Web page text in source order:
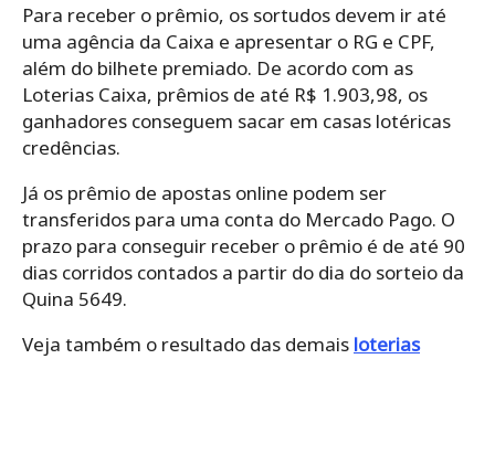
Para receber o prêmio, os sortudos devem ir até
uma agência da Caixa e apresentar o RG e CPF,
além do bilhete premiado. De acordo com as
Loterias Caixa, prêmios de até R$ 1.903,98, os
ganhadores conseguem sacar em casas lotéricas
credências.
Já os prêmio de apostas online podem ser
transferidos para uma conta do Mercado Pago. O
prazo para conseguir receber o prêmio é de até 90
dias corridos contados a partir do dia do sorteio da
Quina 5649.
Veja também o resultado das demais loterias